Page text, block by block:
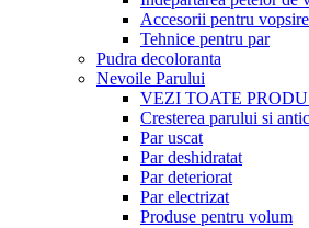
Accesorii pentru
Tehnice pentru par
Pudra decoloranta
Nevoile Parului
VEZI TOATE
Cresterea parului si
Par uscat
Par deshidratat
Par deteriorat
Par electrizat
Produse pentru volum